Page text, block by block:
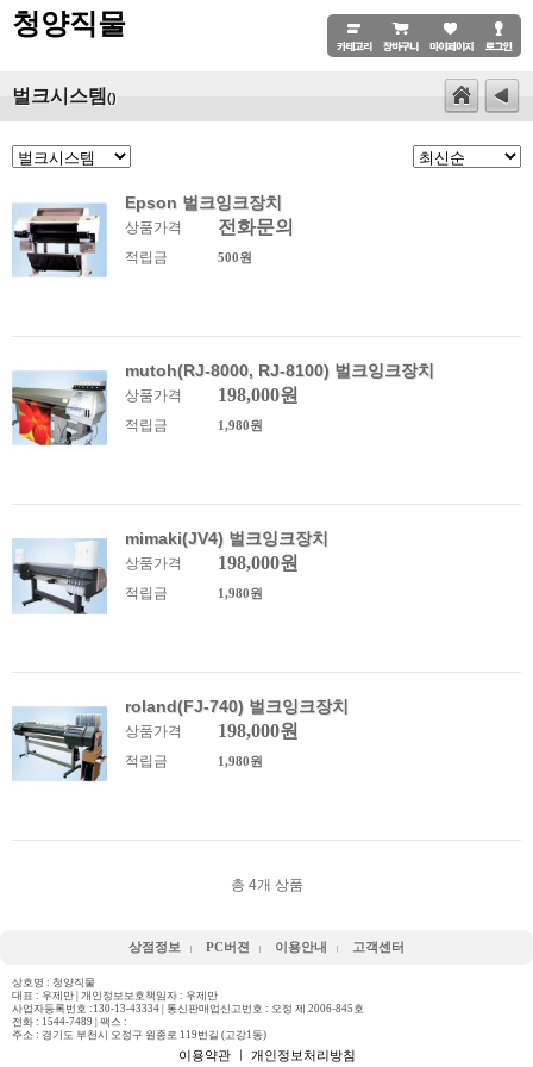
청양직물
벌크시스템 ()
Epson 벌크잉크장치
상품가격 전화문의
적립금 500원
mutoh(RJ-8000, RJ-8100) 벌크잉크장치
상품가격 198,000원
적립금 1,980원
mimaki(JV4) 벌크잉크장치
상품가격 198,000원
적립금 1,980원
roland(FJ-740) 벌크잉크장치
상품가격 198,000원
적립금 1,980원
총 4개 상품
상점정보 PC버젼 이용안내 고객센터
상호명 : 청양직물
대표 : 우제만 | 개인정보보호책임자 : 우제만
사업자등록번호 :130-13-43334 | 통신판매업신고번호 : 오정 제 2006-845호
전화 : 1544-7489 | 팩스 :
주소 : 경기도 부천시 오정구 원종로 119번길 (고강1동)
이용약관ㅣ 개인정보처리방침